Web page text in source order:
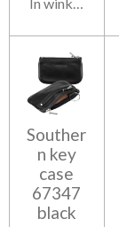
Souther
n key
case
67347
black